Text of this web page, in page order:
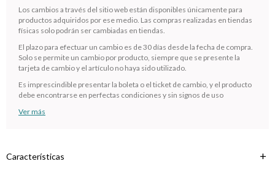
Los cambios a través del sitio web están disponibles únicamente para
productos adquiridos por ese medio. Las compras realizadas en tiendas
físicas solo podrán ser cambiadas en tiendas.
El plazo para efectuar un cambio es de 30 días desde la fecha de compra.
Solo se permite un cambio por producto, siempre que se presente la
tarjeta de cambio y el artículo no haya sido utilizado.
Es imprescindible presentar la boleta o el ticket de cambio, y el producto
debe encontrarse en perfectas condiciones y sin signos de uso
Ver más
Características
Comprá ahora y Pagá
Después, hasta en 12
cuotas y sin tocar tu
tarjeta de crédito
Comprá en 3 cuotas sin recargo o hasta en 12
cuotas * ¡Solo con tu cédula!
* sujeto aprobación crediticia.
Verifica si estás calificado para comprar con Pago
Después:
Cédula de identidad
Estás calificado para comprar usando Pago
Ups!
Parece que no tenes oferta, lamentamos el
inconveniente, por cualquier duda contactanos
¡Algo salió mal!